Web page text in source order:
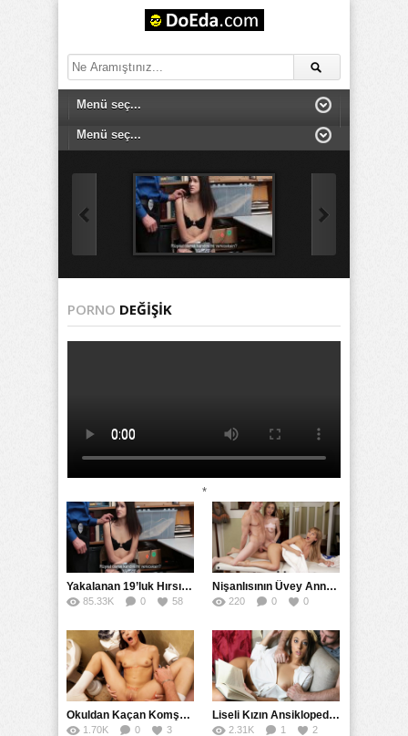
PORNO DEĞIŞIK
*
Yakalanan 19’luk Hırsız Bedelini Amıyla Ödedi
85.33K 0 58
Nişanlısının Üvey Annesine Masaj Yaparken Yarağı Kaydı
220 0 0
Okuldan Kaçan Komşu Kızını Bakire Sanıp Götten Sikti
1.70K 0 3
Liseli Kızın Ansiklopedisini Kitap Gibi Tane Tane Okudu
2.31K 1 2